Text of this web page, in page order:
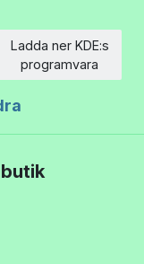
Ladda ner KDE:s
programvara